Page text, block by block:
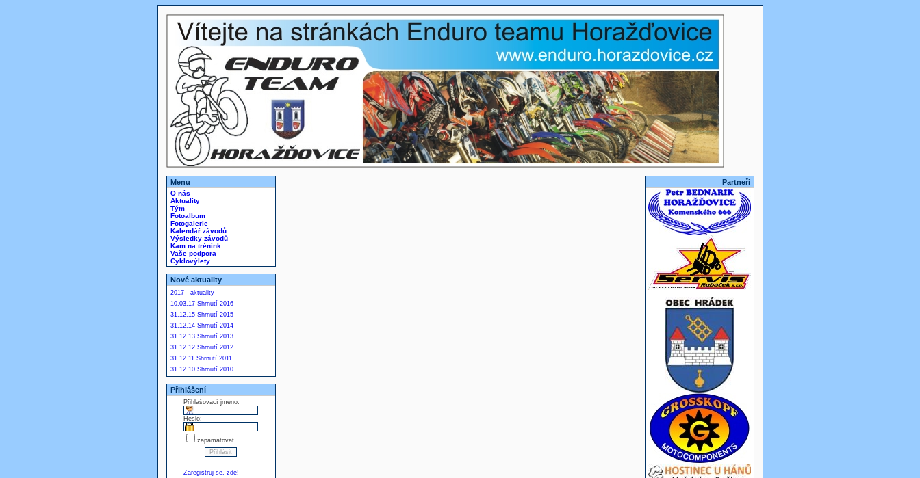
Menu
O nás
Aktuality
Tým
Fotoalbum
Fotogalerie
Kalendář závodů
Výsledky závodů
Kam na trénink
Vaše podpora
Cyklovýlety
Nové aktuality
2017 - aktuality
10.03.17 Shrnutí 2016
31.12.15 Shrnutí 2015
31.12.14 Shrnutí 2014
31.12.13 Shrnutí 2013
31.12.12 Shrnutí 2012
31.12.11 Shrnutí 2011
31.12.10 Shrnutí 2010
Přihlášení
Přihlašovací jméno:
Heslo:
zapamatovat
Zaregistruj se, zde!
Partneři